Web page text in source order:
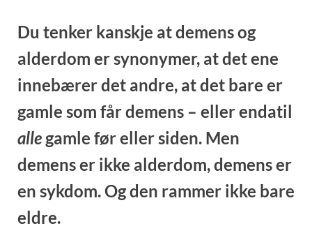
Du tenker kanskje at demens og
alderdom er synonymer, at det ene
innebærer det andre, at det bare er
gamle som får demens – eller endatil
alle gamle før eller siden. Men
demens er ikke alderdom, demens er
en sykdom. Og den rammer ikke bare
eldre.